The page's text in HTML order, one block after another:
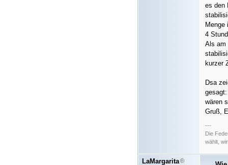
es den
Menge
4
Als am
kurzer
Dsa
wären
Gruß,
---
Die
wählt,
LaMargarita